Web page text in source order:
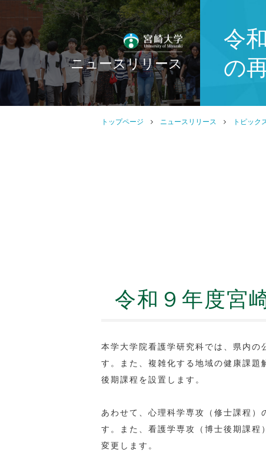
ニュースリリース
令
の
トップページ ニュースリリース トピック
令和９年度宮
本学大学院看護学研究科では、県内の
す。また、複雑化する地域の健康課
後期課程を設置します。
あわせて、心理科学専攻（修士課程）
す。また、看護学専攻（博士後期課
変更します。